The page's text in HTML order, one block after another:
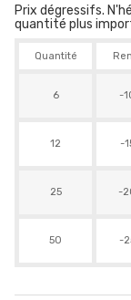
Prix dégressifs.
quantité plus
Quantité
6 -
12 -
25 -
50 -